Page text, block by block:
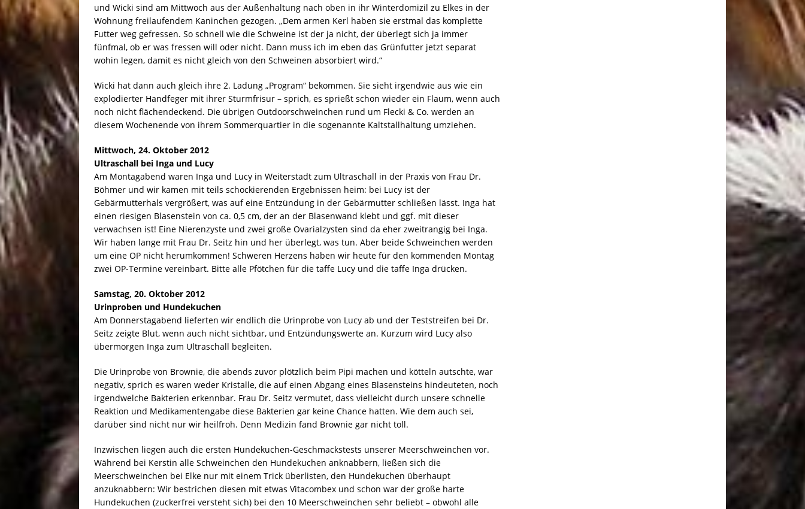
und Wicki sind am Mittwoch aus der Außenhaltung nach oben in ihr Winterdomizil zu Elkes in der
Wohnung freilaufendem Kaninchen gezogen. „Dem armen Kerl haben sie erstmal das komplette
Futter weg gefressen. So schnell wie die Schweine ist der ja nicht, der überlegt sich ja immer
fünfmal, ob er was fressen will oder nicht. Dann muss ich im eben das Grünfutter jetzt separat
wohin legen, damit es nicht gleich von den Schweinen absorbiert wird.“
Wicki hat dann auch gleich ihre 2. Ladung „Program“ bekommen. Sie sieht irgendwie aus wie ein
explodierter Handfeger mit ihrer Sturmfrisur – sprich, es sprießt schon wieder ein Flaum, wenn auch
noch nicht flächendeckend. Die übrigen Outdoorschweinchen rund um Flecki & Co. werden an
diesem Wochenende von ihrem Sommerquartier in die sogenannte Kaltstallhaltung umziehen.
Mittwoch, 24. Oktober 2012
Ultraschall bei Inga und Lucy
Am Montagabend waren Inga und Lucy in Weiterstadt zum Ultraschall in der Praxis von Frau Dr.
Böhmer und wir kamen mit teils schockierenden Ergebnissen heim: bei Lucy ist der
Gebärmutterhals vergrößert, was auf eine Entzündung in der Gebärmutter schließen lässt. Inga hat
einen riesigen Blasenstein von ca. 0,5 cm, der an der Blasenwand klebt und ggf. mit dieser
verwachsen ist! Eine Nierenzyste und zwei große Ovarialzysten sind da eher zweitrangig bei Inga.
Wir haben lange mit Frau Dr. Seitz hin und her überlegt, was tun. Aber beide Schweinchen werden
um eine OP nicht herumkommen! Schweren Herzens haben wir heute für den kommenden Montag
zwei OP-Termine vereinbart. Bitte alle Pfötchen für die taffe Lucy und die taffe Inga drücken.
Samstag, 20. Oktober 2012
Urinproben und Hundekuchen
Am Donnerstagabend lieferten wir endlich die Urinprobe von Lucy ab und der Teststreifen bei Dr.
Seitz zeigte Blut, wenn auch nicht sichtbar, und Entzündungswerte an. Kurzum wird Lucy also
übermorgen Inga zum Ultraschall begleiten.
Die Urinprobe von Brownie, die abends zuvor plötzlich beim Pipi machen und kötteln autschte, war
negativ, sprich es waren weder Kristalle, die auf einen Abgang eines Blasensteins hindeuteten, noch
irgendwelche Bakterien erkennbar. Frau Dr. Seitz vermutet, dass vielleicht durch unsere schnelle
Reaktion und Medikamentengabe diese Bakterien gar keine Chance hatten. Wie dem auch sei,
darüber sind nicht nur wir heilfroh. Denn Medizin fand Brownie gar nicht toll.
Inzwischen liegen auch die ersten Hundekuchen-Geschmackstests unserer Meerschweinchen vor.
Während bei Kerstin alle Schweinchen den Hundekuchen anknabbern, ließen sich die
Meerschweinchen bei Elke nur mit einem Trick überlisten, den Hundekuchen überhaupt
anzuknabbern: Wir bestrichen diesen mit etwas Vitacombex und schon war der große harte
Hundekuchen (zuckerfrei versteht sich) bei den 10 Meerschweinchen sehr beliebt – obwohl alle